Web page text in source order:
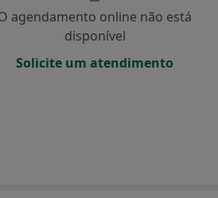
agendamento online não está
disponível
Solicite um atendimento